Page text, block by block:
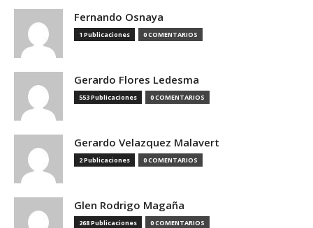
Fernando Osnaya
1 Publicaciones 0 COMENTARIOS
Gerardo Flores Ledesma
553 Publicaciones 0 COMENTARIOS
Gerardo Velazquez Malavert
2 Publicaciones 0 COMENTARIOS
Glen Rodrigo Magaña
268 Publicaciones 0 COMENTARIOS